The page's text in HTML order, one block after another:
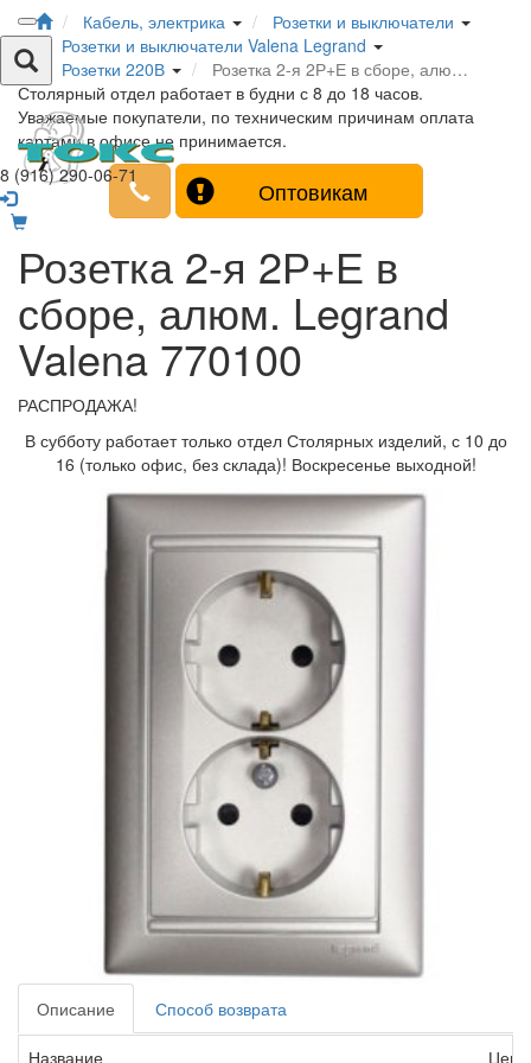
8 (916) 290-06-71
Кабель, электрика
Розетки и выключатели
Розетки и выключатели Valena Legrand
Розетки 220В
Розетка 2-я 2Р+Е в сборе, алю…
Столярный отдел работает в будни с 8 до 18 часов.
Уважаемые покупатели, по техническим причинам оплата
картами в офисе не принимается.
Оптовикам
Розетка 2-я 2Р+Е в
сборе, алюм. Legrand
Valena 770100
РАСПРОДАЖА!
В субботу работает только отдел Столярных изделий, с 10 до
16 (только офис, без склада)! Воскресенье выходной!
Описание Способ возврата
Название